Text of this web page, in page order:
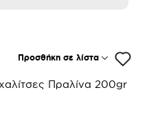
Προσθήκη σε λίστα